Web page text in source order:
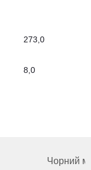
273,0
8,0
Чорний метал